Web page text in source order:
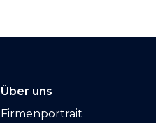
Über uns
Firmenportrait